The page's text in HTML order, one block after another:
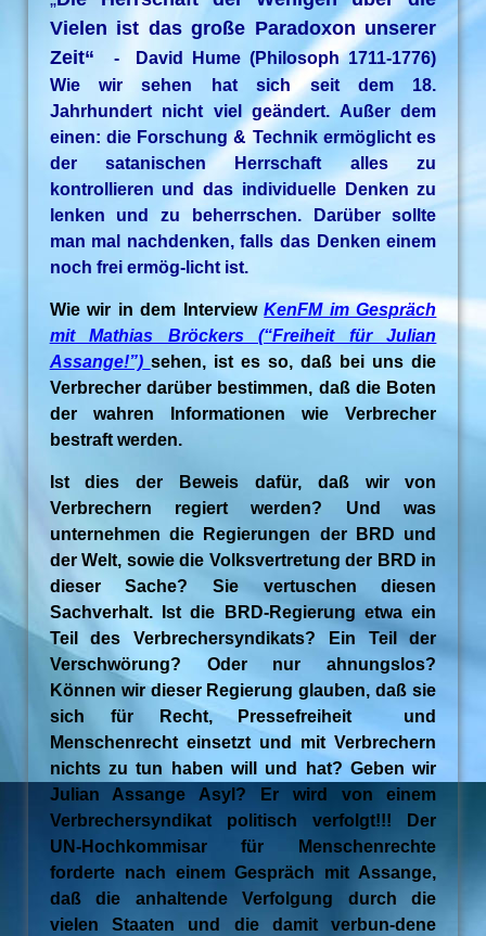
Vielen ist das große Paradoxon unserer
Zeit“
- David Hume (Philosoph 1711-1776)
Wie wir sehen hat sich seit dem 18.
Jahrhundert nicht viel geändert. Außer dem
einen: die Forschung & Technik ermöglicht es
der satanischen Herrschaft alles zu
kontrollieren und das individuelle Denken zu
lenken und zu beherrschen. Darüber sollte
man mal nachdenken, falls das Denken einem
noch frei ermög-licht ist.
Wie wir in dem InterviewKenFM im Gespräch
mit Mathias Bröckers (“Freiheit für Julian
Assange!”) sehen, ist es so, daß bei uns die
Verbrecher darüber bestimmen, daß die Boten
der wahren Informationen wie Verbrecher
bestraft werden.
Ist dies der Beweis dafür, daß wir von
Verbrechern regiert werden? Und was
unternehmen die Regierungen der BRD und
der Welt, sowie die Volksvertretung der BRD in
dieser Sache? Sie vertuschen diesen
Sachverhalt. Ist die BRD-Regierung etwa ein
Teil des Verbrechersyndikats? Ein Teil der
Verschwörung? Oder nur ahnungslos?
Können wir dieser Regierung glauben, daß sie
sich für Recht, Pressefreiheit und
Menschenrecht einsetzt und mit Verbrechern
nichts zu tun haben will und hat? Geben wir
Julian Assange Asyl? Er wird von einem
Verbrechersyndikat politisch verfolgt!!! Der
UN-Hochkommisar für Menschenrechte
forderte nach einem Gespräch mit Assange,
daß die anhaltende Verfolgung durch die
vielen Staaten und die damit verbun-dene